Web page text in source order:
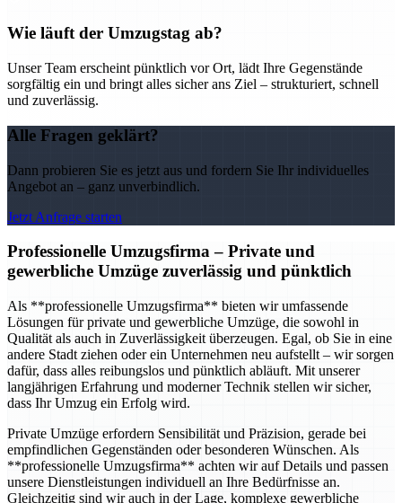
Wie läuft der Umzugstag ab?
Unser Team erscheint pünktlich vor Ort, lädt Ihre Gegenstände
sorgfältig ein und bringt alles sicher ans Ziel – strukturiert, schnell
und zuverlässig.
Alle Fragen geklärt?
Dann probieren Sie es jetzt aus und fordern Sie Ihr individuelles
Angebot an – ganz unverbindlich.
Jetzt Anfrage starten
Professionelle Umzugsfirma– Private und
gewerbliche Umzüge zuverlässig und pünktlich
Als **professionelle Umzugsfirma** bieten wir umfassende
Lösungen für private und gewerbliche Umzüge, die sowohl in
Qualität als auch in Zuverlässigkeit überzeugen. Egal, ob Sie in eine
andere Stadt ziehen oder ein Unternehmen neu aufstellt – wir sorgen
dafür, dass alles reibungslos und pünktlich abläuft. Mit unserer
langjährigen Erfahrung und moderner Technik stellen wir sicher,
dass Ihr Umzug ein Erfolg wird.
Private Umzüge erfordern Sensibilität und Präzision, gerade bei
empfindlichen Gegenständen oder besonderen Wünschen. Als
**professionelle Umzugsfirma** achten wir auf Details und passen
unsere Dienstleistungen individuell an Ihre Bedürfnisse an.
Gleichzeitig sind wir auch in der Lage, komplexe gewerbliche